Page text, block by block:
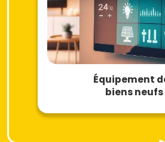
Équipement
biens neufs